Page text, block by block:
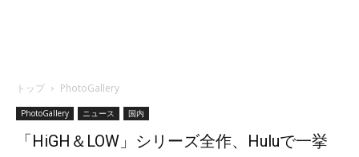
トップ PhotoGallery
PhotoGallery ニュース 国内
「HiGH＆LOW」シリーズ全作、Huluで一挙